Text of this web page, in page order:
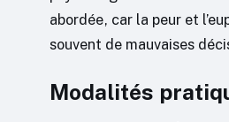
abordée, car la peur et
souvent de mauvaises
Modalités